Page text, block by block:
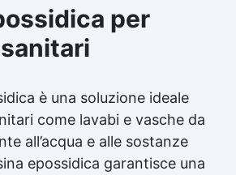
per
è una soluzione ideale
come lavabi e vasche da
all’acqua e alle sostanze
epossidica garantisce una